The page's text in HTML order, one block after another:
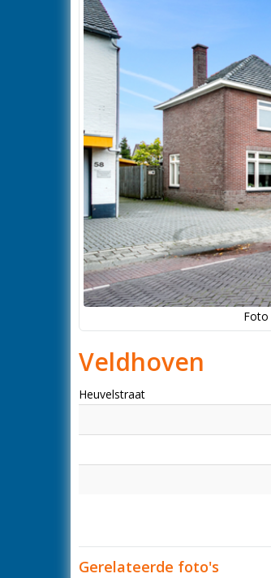
Foto
Veldhoven
Heuvelstraat
Gerelateerde foto's